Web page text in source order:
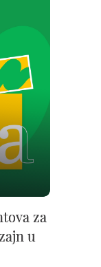
za
u